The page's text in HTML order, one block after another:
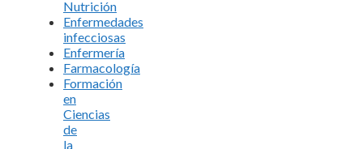
Nutrición
Enfermedades
infecciosas
Enfermería
Farmacología
Formación
en
Ciencias
de
la